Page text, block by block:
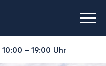
10:00 – 19:00 Uhr